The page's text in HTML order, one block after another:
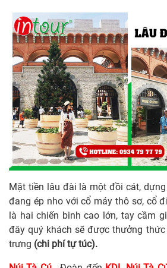
Mặt tiền lâu đài là một đồi cát,
đang ép nho với cổ máy thô sơ, cổ
là hai chiến binh cao lớn, tay cầm
đây quý khách sẽ được thưởng
trưng (chi phí tự túc).